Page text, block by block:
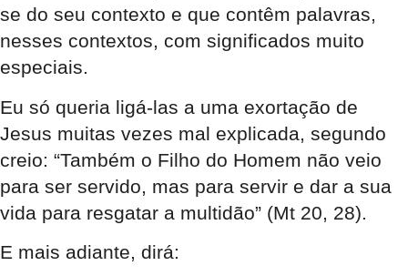
se do seu contexto e que contêm palavras,
nesses contextos, com significados muito
especiais.
Eu só queria ligá-las a uma exortação de
Jesus muitas vezes mal explicada, segundo
creio: “Também o Filho do Homem não veio
para ser servido, mas para servir e dar a sua
vida para resgatar a multidão” (Mt 20, 28).
E mais adiante, dirá: